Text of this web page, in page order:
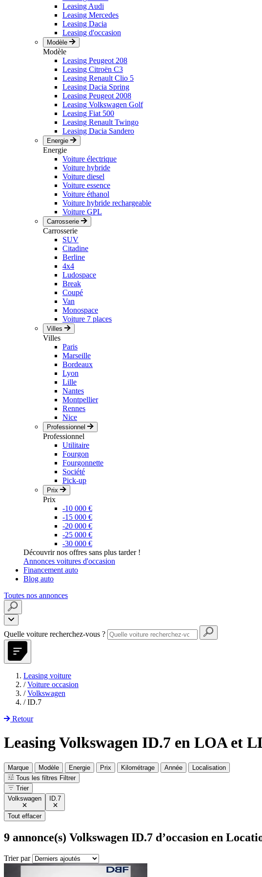
Leasing Audi
Leasing Mercedes
Leasing Dacia
Leasing d'occasion
Modèle
Modèle
Leasing Peugeot 208
Leasing Citroën C3
Leasing Renault Clio 5
Leasing Dacia Spring
Leasing Peugeot 2008
Leasing Volkswagen Golf
Leasing Fiat 500
Leasing Renault Twingo
Leasing Dacia Sandero
Energie
Energie
Voiture électrique
Voiture hybride
Voiture diesel
Voiture essence
Voiture éthanol
Voiture hybride rechargeable
Voiture GPL
Carrosserie
Carrosserie
SUV
Citadine
Berline
4x4
Ludospace
Break
Coupé
Van
Monospace
Voiture 7 places
Villes
Villes
Paris
Marseille
Bordeaux
Lyon
Lille
Nantes
Montpellier
Rennes
Nice
Professionnel
Professionnel
Utilitaire
Fourgon
Fourgonnette
Société
Pick-up
Prix
Prix
-10 000 €
-15 000 €
-20 000 €
-25 000 €
-30 000 €
Découvrir nos offres sans plus tarder !
Annonces voitures d'occasion
Financement auto
Blog auto
Toutes nos annonces
Quelle voiture recherchez-vous ?
Leasing voiture
/ Voiture occasion
/ Volkswagen
/ ID.7
Retour
Leasing Volkswagen ID.7 en LOA et
Marque Modèle Energie Prix Kilométrage Année
Localisation
Tous les filtres Filtrer
Trier
Volkswagen
ID.7
Tout effacer
9 annonce(s) Volkswagen ID.7 d’occasion en
Trier par